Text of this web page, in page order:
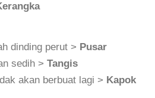
dinding perut > Pusar
sedih > Tangis
akan berbuat lagi > Kapok